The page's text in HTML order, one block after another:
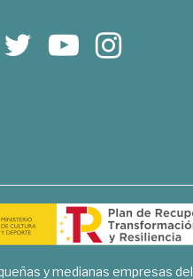
y medianas empresas del